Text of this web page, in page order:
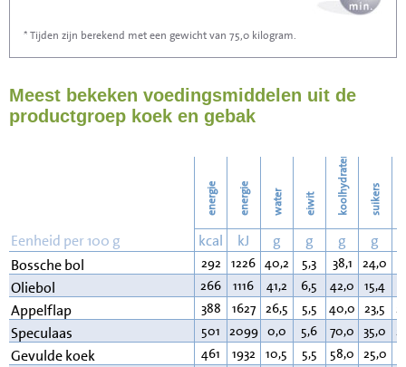
Stofzuigen
Strijken 109
126
* Tijden zijn berekend met een gewicht van 75,0 kilogram.
Meest bekeken voedingsmiddelen uit de
productgroep koek en gebak
energie energie water eiwit koolhydraten suikers
Eenheid per 100 g kcal kJ g g g g
Bossche bol
292 1226 40,2 5,3 38,1 24,0
Oliebol 266 1116 41,2 6,5 42,0 15,4
Appelflap 388 1627 26,5 5,5 40,0 23,5
Speculaas 501 2099 0,0 5,6 70,0 35,0
Gevulde koek 461 1932 10,5 5,5 58,0 25,0